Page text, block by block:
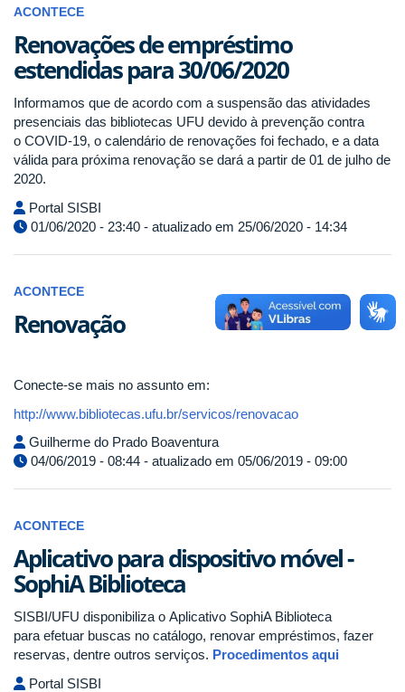
ACONTECE
Renovações de empréstimo
estendidas para 30/06/2020
Informamos que de acordo com a suspensão das atividades
presenciais das bibliotecas UFU devido à prevenção contra
o COVID-19, o calendário de renovações foi fechado, e a data
válida para próxima renovação se dará a partir de 01 de julho de
2020.
Portal SISBI
01/06/2020 - 23:40 - atualizado em 25/06/2020 - 14:34
ACONTECE
Renovação
Conecte-se mais no assunto em:
http://www.bibliotecas.ufu.br/servicos/renovacao
Guilherme do Prado Boaventura
04/06/2019 - 08:44 - atualizado em 05/06/2019 - 09:00
ACONTECE
Aplicativo para dispositivo móvel -
SophiA Biblioteca
SISBI/UFU disponibiliza o Aplicativo SophiA Biblioteca
para efetuar buscas no catálogo, renovar empréstimos, fazer
reservas, dentre outros serviços. Procedimentos aqui
Portal SISBI